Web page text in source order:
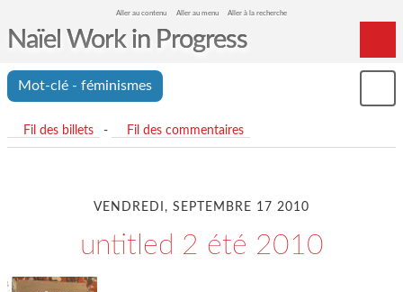
Aller au contenu Aller au menu Aller à la recherche
Naïel Work in Progress
Mot-clé - féminismes
Fil des billets - Fil des commentaires
VENDREDI, SEPTEMBRE 17 2010
untitled 2 été 2010